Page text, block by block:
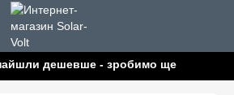
дешевше - зробимо ще дешевше!